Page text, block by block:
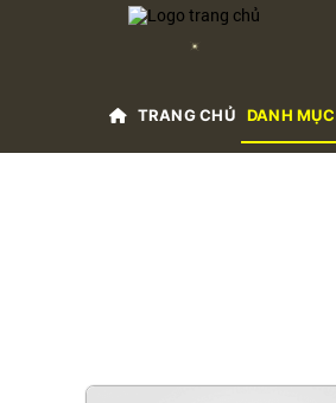
TRANG CHỦ DANH